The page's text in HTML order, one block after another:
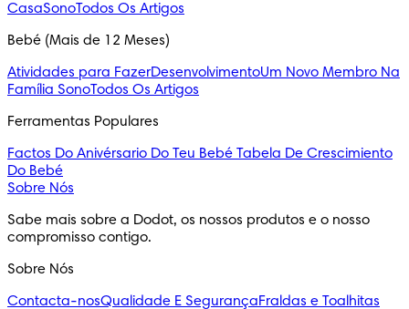
CasaSonoTodos Os Artigos
Bebé (Mais de 12 Meses)
Atividades para FazerDesenvolvimentoUm Novo Membro Na
Família SonoTodos Os Artigos
Ferramentas Populares
Factos Do Anivérsario Do Teu Bebé Tabela De Crescimiento
Do Bebé
Sobre Nós
Sabe mais sobre a Dodot, os nossos produtos e o nosso
compromisso contigo.
Sobre Nós
Contacta-nosQualidade E SegurançaFraldas e Toalhitas